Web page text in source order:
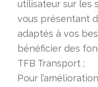
utilisateur sur les
vous présentant
adaptés à vos
bénéficier des
TFB Transport ;
Pour